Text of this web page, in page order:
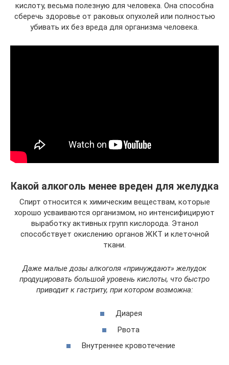
кислоту, весьма полезную для человека. Она способна
сберечь здоровье от раковых опухолей или полностью
убивать их без вреда для организма человека.
Какой алкоголь менее вреден для желудка
Спирт относится к химическим веществам, которые
хорошо усваиваются организмом, но интенсифицируют
выработку активных групп кислорода. Этанол
способствует окислению органов ЖКТ и клеточной
ткани.
Даже малые дозы алкоголя «принуждают» желудок
продуцировать большой уровень кислоты, что быстро
приводит к гастриту, при котором возможна:
Диарея
Рвота
Внутреннее кровотечение